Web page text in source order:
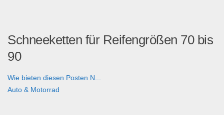
Schneeketten für Reifengrößen 70 bis
90
Wie bieten diesen Posten N...
Auto & Motorrad